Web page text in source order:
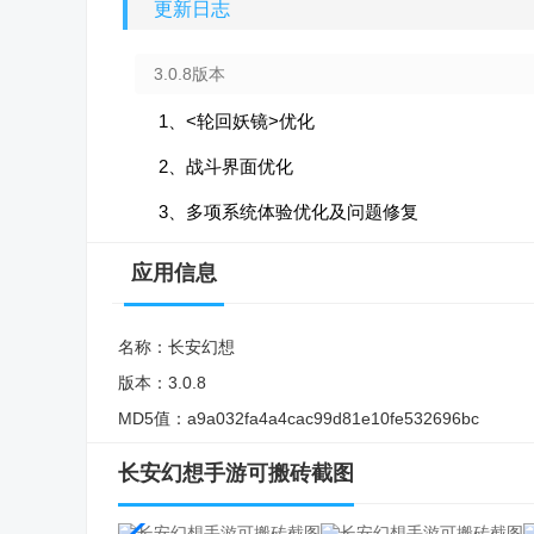
更新日志
3.0.8版本
1、<轮回妖镜>优化
2、战斗界面优化
3、多项系统体验优化及问题修复
应用信息
名称： 长安幻想
版本： 3.0.8
MD5值： a9a032fa4a4cac99d81e10fe532696bc
长安幻想手游可搬砖截图